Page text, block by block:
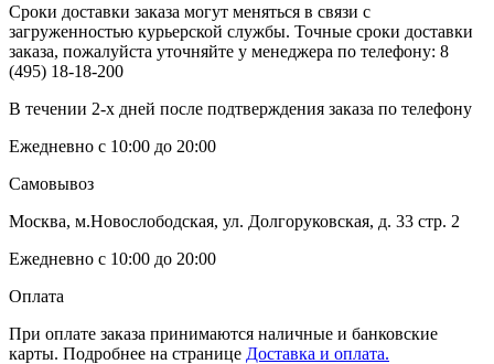
Сроки доставки заказа могут меняться в связи с
загруженностью курьерской службы. Точные сроки доставки
заказа, пожалуйста уточняйте у менеджера по телефону: 8
(495) 18-18-200
В течении 2-х дней после подтверждения заказа по телефону
Ежедневно с 10:00 до 20:00
Самовывоз
Москва, м.Новослободская, ул. Долгоруковская, д. 33 стр. 2
Ежедневно с 10:00 до 20:00
Оплата
При оплате заказа принимаются наличные и банковские
карты. Подробнее на странице Доставка и оплата.